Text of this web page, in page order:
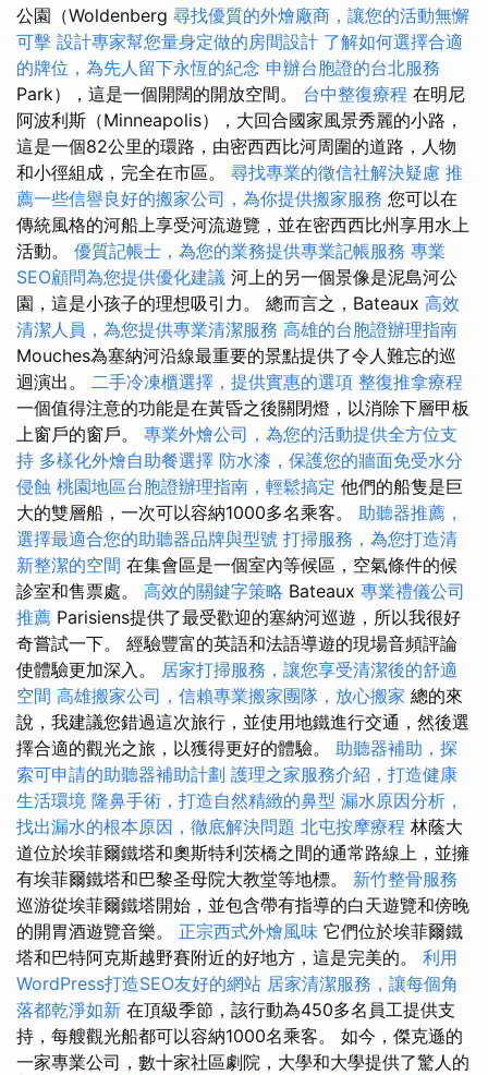
公園（Woldenberg 尋找優質的外燴廠商，讓您的活動無懈
可擊 設計專家幫您量身定做的房間設計 了解如何選擇合適
的牌位，為先人留下永恆的紀念 申辦台胞證的台北服務
Park），這是一個開闊的開放空間。 台中整復療程 在明尼
阿波利斯（Minneapolis），大回合國家風景秀麗的小路，
這是一個82公里的環路，由密西西比河周圍的道路，人物
和小徑組成，完全在市區。 尋找專業的徵信社解決疑慮 推
薦一些信譽良好的搬家公司，為你提供搬家服務 您可以在
傳統風格的河船上享受河流遊覽，並在密西西比州享用水上
活動。 優質記帳士，為您的業務提供專業記帳服務 專業
SEO顧問為您提供優化建議 河上的另一個景像是泥島河公
園，這是小孩子的理想吸引力。 總而言之，Bateaux 高效
清潔人員，為您提供專業清潔服務 高雄的台胞證辦理指南
Mouches為塞納河沿線最重要的景點提供了令人難忘的巡
迴演出。 二手冷凍櫃選擇，提供實惠的選項 整復推拿療程
一個值得注意的功能是在黃昏之後關閉燈，以消除下層甲板
上窗戶的窗戶。 專業外燴公司，為您的活動提供全方位支
持 多樣化外燴自助餐選擇 防水漆，保護您的牆面免受水分
侵蝕 桃園地區台胞證辦理指南，輕鬆搞定 他們的船隻是巨
大的雙層船，一次可以容納1000多名乘客。 助聽器推薦，
選擇最適合您的助聽器品牌與型號 打掃服務，為您打造清
新整潔的空間 在集會區是一個室內等候區，空氣條件的候
診室和售票處。 高效的關鍵字策略 Bateaux 專業禮儀公司
推薦 Parisiens提供了最受歡迎的塞納河巡遊，所以我很好
奇嘗試一下。 經驗豐富的英語和法語導遊的現場音頻評論
使體驗更加深入。 居家打掃服務，讓您享受清潔後的舒適
空間 高雄搬家公司，信賴專業搬家團隊，放心搬家 總的來
說，我建議您錯過這次旅行，並使用地鐵進行交通，然後選
擇合適的觀光之旅，以獲得更好的體驗。 助聽器補助，探
索可申請的助聽器補助計劃 護理之家服務介紹，打造健康
生活環境 隆鼻手術，打造自然精緻的鼻型 漏水原因分析，
找出漏水的根本原因，徹底解決問題 北屯按摩療程 林蔭大
道位於埃菲爾鐵塔和奧斯特利茨橋之間的通常路線上，並擁
有埃菲爾鐵塔和巴黎圣母院大教堂等地標。 新竹整骨服務
巡游從埃菲爾鐵塔開始，並包含帶有指導的白天遊覽和傍晚
的開胃酒遊覽音樂。 正宗西式外燴風味 它們位於埃菲爾鐵
塔和巴特阿克斯越野賽附近的好地方，這是完美的。 利用
WordPress打造SEO友好的網站 居家清潔服務，讓每個角
落都乾淨如新 在頂級季節，該行動為450多名員工提供支
持，每艘觀光船都可以容納1000名乘客。 如今，傑克遜的
一家專業公司，數十家社區劇院，大學和大學提供了驚人的